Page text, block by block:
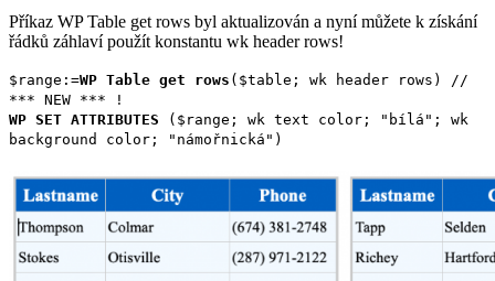
Příkaz WP Table get rows byl aktualizován a nyní můžete k získání
řádků záhlaví použít konstantu wk header rows!
$range :=WP Table get rows ( $table ; wk header rows )
//
*** NEW *** !
WP SET ATTRIBUTES ( $range ; wk text color ; "bílá"; wk
background color ; "námořnická")